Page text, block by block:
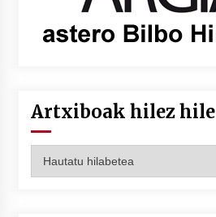
Artxiboak hilez hile
hilez